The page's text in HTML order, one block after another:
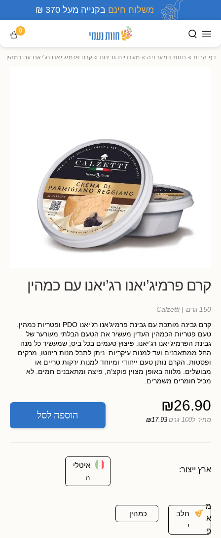
משלוח חינם בקנייה מעל 370 ₪
0
דף הבית » חנות המעדניה » מעדניית גבינות » קרם פרמיג’יאנו רג’יאנו עם כמהין
קרם פרמיג’יאנו רג’יאנו עם כמהין
150 גרם
| Calzetti
קרם גבינה מותכת עם גבינת פרמיג’אנו רג’יאנו PDO ופטריות כמהין.
טעם פטריות הכמהין העדין מעשיר את הטעם הבלתי מעורער של
גבינת הפרמיג’יאנו רג’יאנו. פיצוץ טעמים בכל ביס, שמעשיר כל מנה
החל ממתאבנים ועד למנות עיקריות. ניתן לתבל מנות ריזוטו, מרקים
ופסטות. הקרם נותן טעם ייחודי ומיוחד למנות ירקות טריים או
מבושלים. מלווה באופן מצוין פוקצ’ה, פיצה ומתאבנים חמים. לא
מכיל חומרים משמרים.
₪26.90
מחיר ל100 גרם ₪17.93 הוספה לסל
ארץ ייצור:
איטלי
ה
מ
א
פ
חלב
י
כמהין